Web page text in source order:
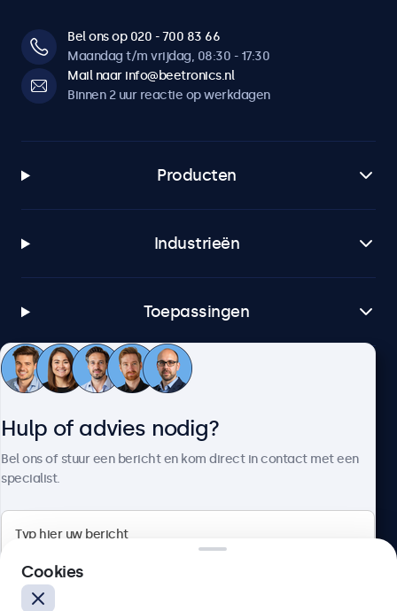
Bel ons op 020 - 700 83 66
Maandag t/m vrijdag, 08:30 - 17:30
Mail naar info@beetronics.nl
Binnen 2 uur reactie op werkdagen
Producten
Industrieën
Toepassingen
Klantenservice
Hulp of advies nodig?
Bel ons of stuur een bericht en kom direct in contact met een
specialist.
Cookies